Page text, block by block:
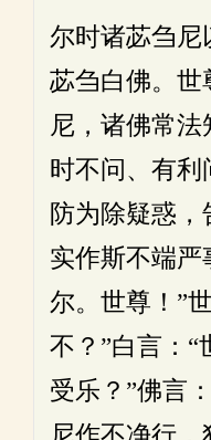
尔时诸苾刍尼
苾刍白佛。世
尼，诸佛常
时不问、有利
防为除疑惑
实作斯不端严
尔。世尊！”
不？”白言：“
受乐？”佛言